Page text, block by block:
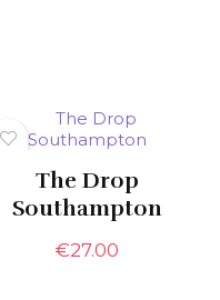
The Drop
Southampton
€27.00